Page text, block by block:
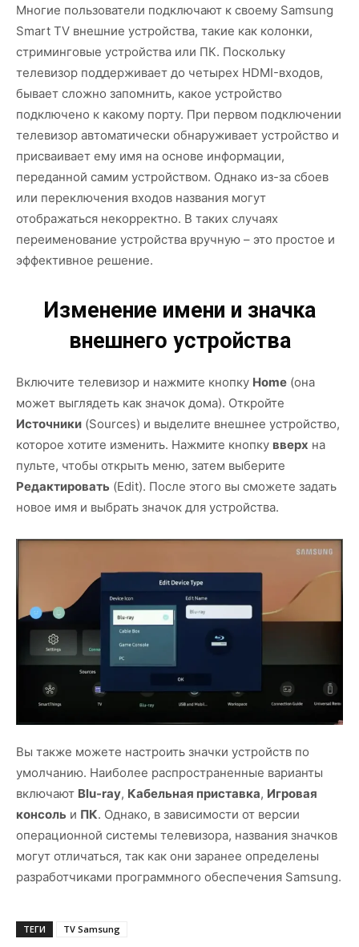
Многие пользователи подключают к своему Samsung
Smart TV внешние устройства, такие как колонки,
стриминговые устройства или ПК. Поскольку
телевизор поддерживает до четырех HDMI-входов,
бывает сложно запомнить, какое устройство
подключено к какому порту. При первом подключении
телевизор автоматически обнаруживает устройство и
присваивает ему имя на основе информации,
переданной самим устройством. Однако из-за сбоев
или переключения входов названия могут
отображаться некорректно. В таких случаях
переименование устройства вручную – это простое и
эффективное решение.
Изменение имени и значка
внешнего устройства
Включите телевизор и нажмите кнопку Home (она
может выглядеть как значок дома). Откройте
Источники (Sources) и выделите внешнее устройство,
которое хотите изменить. Нажмите кнопку вверх на
пульте, чтобы открыть меню, затем выберите
Редактировать (Edit). После этого вы сможете задать
новое имя и выбрать значок для устройства.
Вы также можете настроить значки устройств по
умолчанию. Наиболее распространенные варианты
включают Blu-ray, Кабельная приставка, Игровая
консоль и ПК. Однако, в зависимости от версии
операционной системы телевизора, названия значков
могут отличаться, так как они заранее определены
разработчиками программного обеспечения Samsung.
ТЕГИ TV Samsung